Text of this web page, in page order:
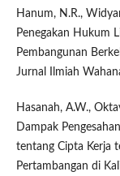
Hanum, N.R.,
Penegakan Hukum
Pembangunan
Jurnal Ilmiah
Hasanah, A.W.,
Dampak
tentang Cipta Kerja
Pertambangan di